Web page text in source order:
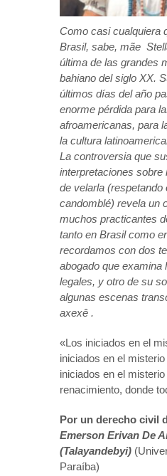
Como casi cualquiera
Brasil, sabe, mãe
última de las grandes
bahiano del siglo XX.
últimos días del año
enorme pérdida para
afroamericanas, para
la cultura
La controversia que
interpretaciones sobre
de velarla (respetando
candomblé) revela un
muchos practicantes
tanto en Brasil como
recordamos con dos
abogado que examina
legales, y otro de su
algunas escenas
axexê .
«Los iniciados en el
iniciados en el
iniciados en el
renacimiento, donde
Por un derecho civil
Emerson Erivan De
(Talayandebyi)
Paraíba)